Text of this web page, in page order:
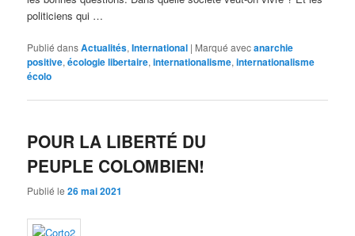
politiciens qui …
Publié dansActualités,International | Marqué avecanarchie
positive,écologie libertaire,internationalisme,internationalisme
écolo
POUR LA LIBERTÉ DU
PEUPLE COLOMBIEN!
Publié le26 mai 2021